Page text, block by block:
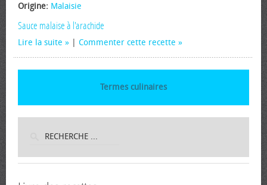
Origine: Malaisie
Sauce malaise à l'arachide
Lire la suite Commenter cette recette
Termes culinaires